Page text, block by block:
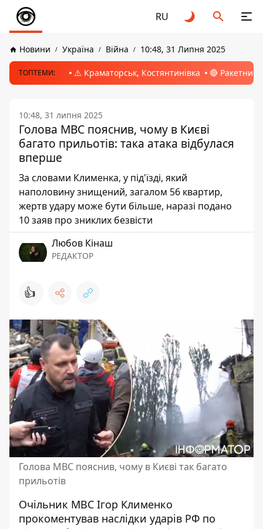
RU
Новини Україна Війна 10:48, 31 Липня 2025
ТОПТЕМИ: ⚠️ Краматорськ, Костянтинівка 🔴 Ракетний
10:48, 31 липня 2025
Голова МВС пояснив, чому в Києві
багато прильотів: така атака відбулася
вперше
За словами Клименка, у під'їзді, який
наполовину знищений, загалом 56 квартир,
жертв удару може бути більше, наразі подано
10 заяв про зниклих безвісти
Любов Кінаш
РЕДАКТОР
👍
Голова МВС пояснив, чому в Києві так багато
прильотів
Очільник МВС Ігор Клименко
прокоментував наслідки ударів РФ по